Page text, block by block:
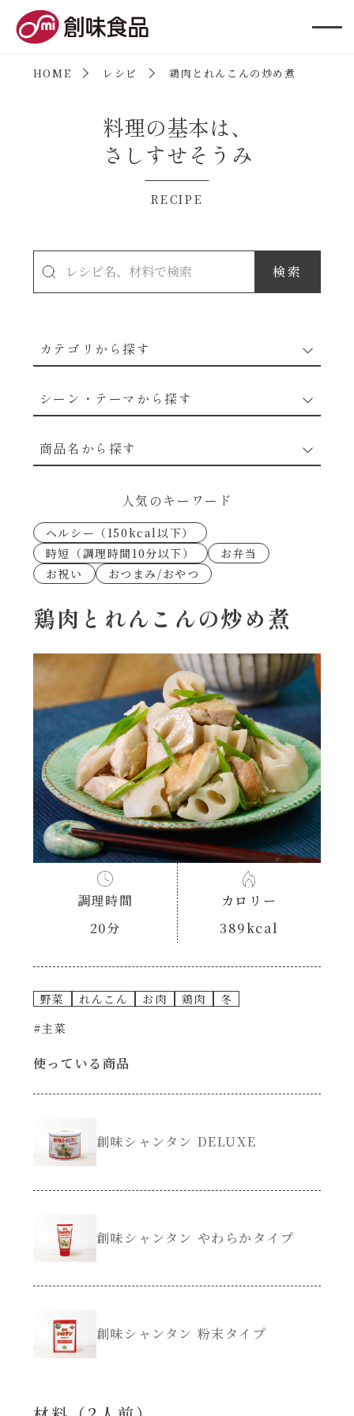
HOME レシピ 鶏肉とれんこんの炒め煮
料理の基本は、
さしすせそうみ
RECIPE
カテゴリから探す
穀物類のレシピ
シーン・テーマから探す
なんでも南蛮
考えるな、二代目で炒めろ！～○○の炒め物
朝シャン（パン派）
ヘルシー（150kcal以下）
時短（調理時間10分以下）
お弁当
おつまみ/おやつ
主菜
ごはんもの
スープ
肉ピクキノピク
グラタン/ドリア
含む）
商品名から探す
あえるハコネーゼトマトバジル
あえるハコネーゼ高菜
あえるハコネーゼミートソース
あえるハコネーゼ明太子
あえるハコネーゼナポリタン
あえるハコネーゼジェノベーゼ
あえるハコネーゼペペロンチーノ
あえるハコネーゼたらこクリーム
シャンタンシリーズ
創味のつゆ
創味のつゆ減塩
京の和風だし
白だし
カレーだし
すき焼のたれ
人気のキーワード
ヘルシー（150kcal以下）
時短（調理時間10分以下）
お弁当
お祝い
おつまみ/おやつ
鶏肉とれんこんの炒め煮
調理時間
20分
カロリー
389kcal
野菜 れんこん お肉 鶏肉
冬
#主菜
使っている商品
創味シャンタン DELUXE
創味シャンタン やわらかタイプ
創味シャンタン 粉末タイプ